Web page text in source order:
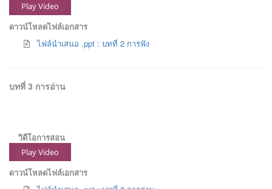
Play Video
ดาวน์โหลดไฟล์เอกสาร
ไฟล์นำเสนอ .ppt : บทที่ 2 การฟัง
บทที่ 3 การอ่าน
วิดีโอการสอน
Play Video
ดาวน์โหลดไฟล์เอกสาร